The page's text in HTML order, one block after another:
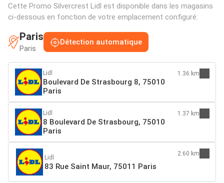
Cette Promo Silvercrest Lidl est disponible dans les magasins
ci-dessous en fonction de votre emplacement configuré:
Paris
Paris
Détection automatique
Lidl
Boulevard De Strasbourg 8, 75010
Paris
1.36 km
Lidl
8 Boulevard De Strasbourg, 75010
Paris
1.37 km
Lidl
83 Rue Saint Maur, 75011 Paris
2.60 km